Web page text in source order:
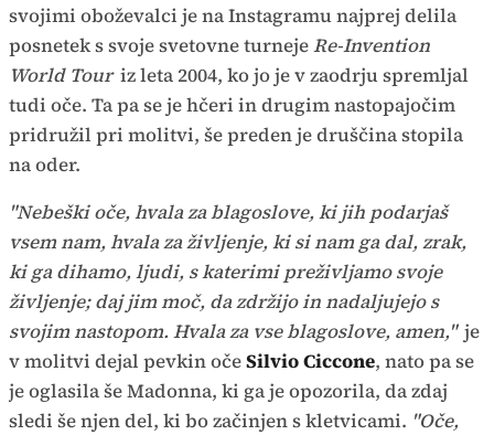
svojimi oboževalci je na Instagramu najprej delila
posnetek s svoje svetovne turnejeRe-Invention
World Tour iz leta 2004, ko jo je v zaodrju spremljal
tudi oče. Ta pa se je hčeri in drugim nastopajočim
pridružil pri molitvi, še preden je druščina stopila
na oder.
"Nebeški oče, hvala za blagoslove, ki jih podarjaš
vsem nam, hvala za življenje, ki si nam ga dal, zrak,
ki ga dihamo, ljudi, s katerimi preživljamo svoje
življenje; daj jim moč, da zdržijo in nadaljujejo s
svojim nastopom. Hvala za vse blagoslove, amen," je
v molitvi dejal pevkin očeSilvio Ciccone, nato pa se
je oglasila še Madonna, ki ga je opozorila, da zdaj
sledi še njen del, ki bo začinjen s kletvicami. "Oče,